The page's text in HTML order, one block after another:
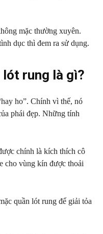
mặc thường xuyên.
dục thì đem ra sử dụng.
lót rung là gì?
ho”. Chính vì thế, nó
phái đẹp. Những tính
chính là kích thích cô
cho vùng kín được thoải
quần lót rung để giải tỏa